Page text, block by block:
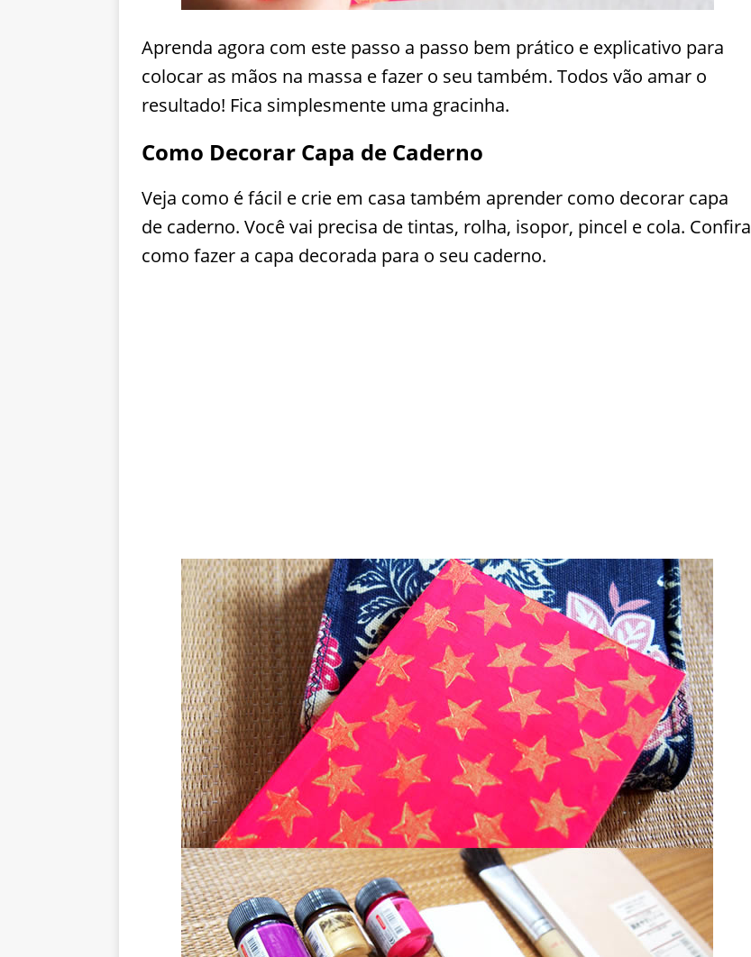
Aprenda agora com este passo a passo bem prático e explicativo para
colocar as mãos na massa e fazer o seu também. Todos vão amar o
resultado! Fica simplesmente uma gracinha.
Como Decorar Capa de Caderno
Veja como é fácil e crie em casa também aprender como decorar capa
de caderno. Você vai precisa de tintas, rolha, isopor, pincel e cola. Confira
como fazer a capa decorada para o seu caderno.